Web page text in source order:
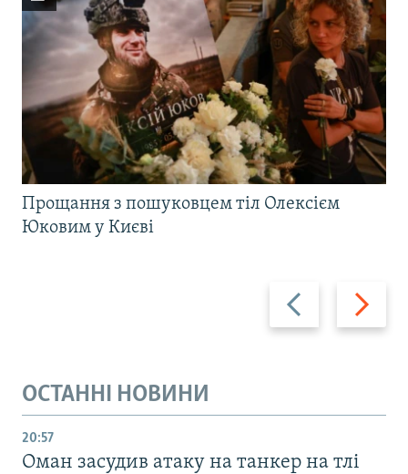
Назад Вперед
Прощання з пошуковцем тіл Олексієм
Юковим у Києві
ОСТАННІ НОВИНИ
20:57
Оман засудив атаку на танкер на тлі